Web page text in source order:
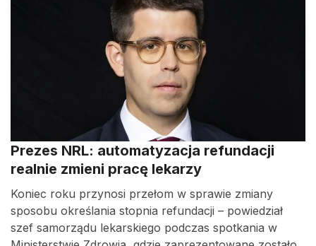
Prezes NRL: automatyzacja refundacji
realnie zmieni pracę lekarzy
Koniec roku przynosi przełom w sprawie zmiany
sposobu określania stopnia refundacji – powiedział
szef samorządu lekarskiego podczas spotkania w